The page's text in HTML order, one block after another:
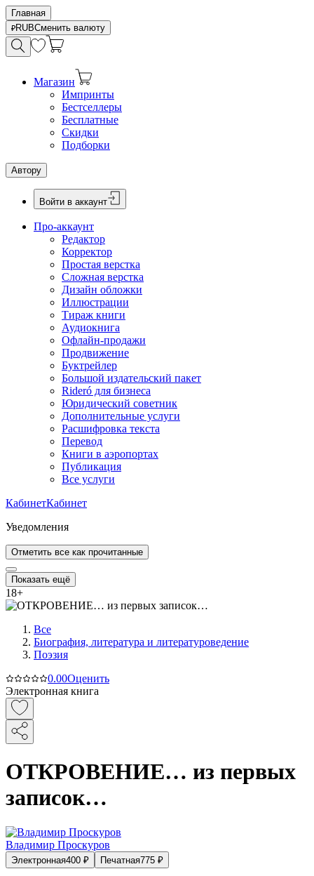
Главная
RUBСменить валюту
Магазин
Импринты
Бестселлеры
Бесплатные
Скидки
Подборки
Автору
Войти в аккаунт
Про-аккаунт
Редактор
Корректор
Простая верстка
Сложная верстка
Дизайн обложки
Иллюстрации
Тираж книги
Аудиокнига
Офлайн-продажи
Продвижение
Буктрейлер
Большой издательский пакет
Rideró для бизнеса
Юридический советник
Дополнительные услуги
Расшифровка текста
Перевод
Книги в аэропортах
Публикация
Все услуги
КабинетКабинет
Уведомления
Отметить все как прочитанные
Показать ещё
18+
Все
Биография, литература и литературоведение
Поэзия
0.00Оценить
Электронная книга
ОТКРОВЕНИЕ… из первых
записок…
Владимир Проскуров
Электронная400 ₽ Печатная775 ₽